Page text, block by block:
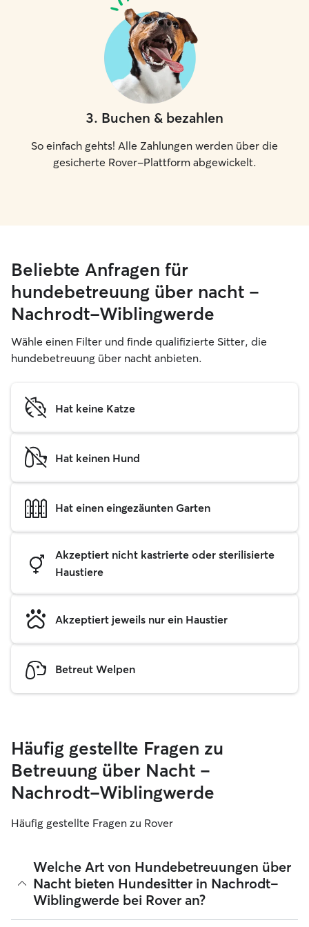
3. Buchen & bezahlen
So einfach gehts! Alle Zahlungen werden über die
gesicherte Rover-Plattform abgewickelt.
Beliebte Anfragen für
hundebetreuung über nacht –
Nachrodt-Wiblingwerde
Wähle einen Filter und finde qualifizierte Sitter, die
hundebetreuung über nacht anbieten.
Hat keine Katze
Hat keinen Hund
Hat einen eingezäunten Garten
Akzeptiert nicht kastrierte oder sterilisierte
Haustiere
Akzeptiert jeweils nur ein Haustier
Betreut Welpen
Häufig gestellte Fragen zu
Betreuung über Nacht –
Nachrodt-Wiblingwerde
Häufig gestellte Fragen zu Rover
Welche Art von Hundebetreuungen über
Nacht bieten Hundesitter in Nachrodt-
Wiblingwerde bei Rover an?